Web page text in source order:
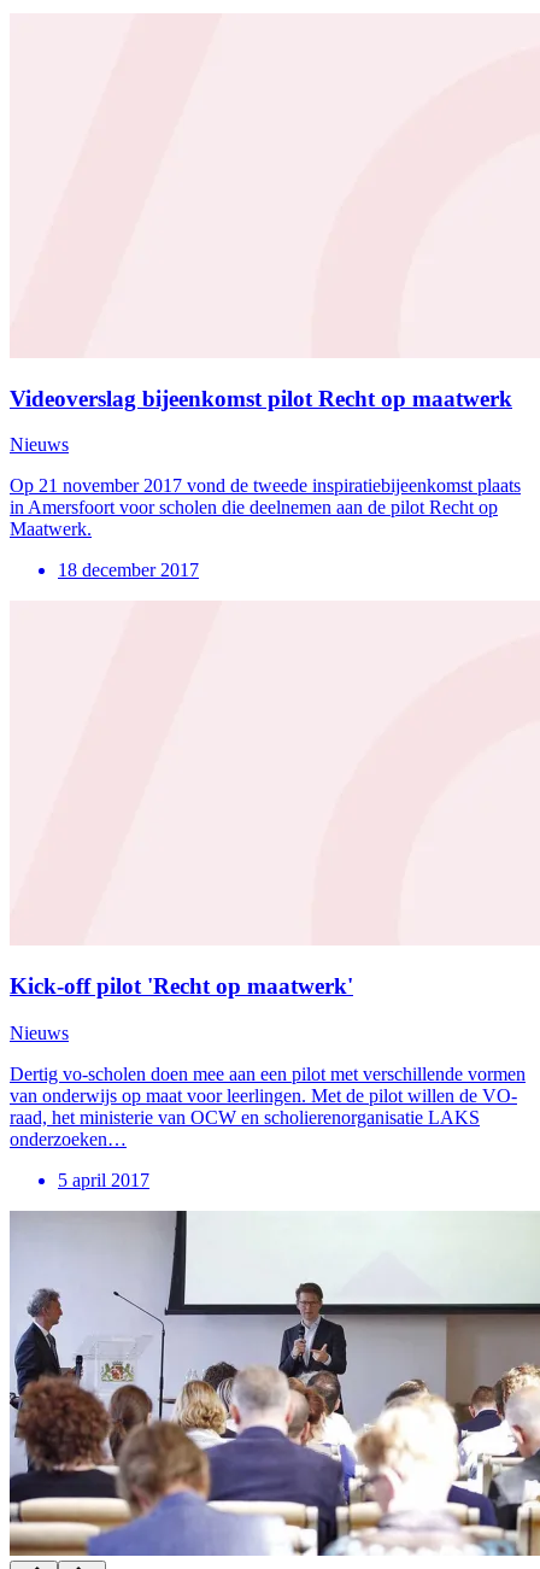
Videoverslag bijeenkomst pilot Recht op maatwerk
Nieuws
Op 21 november 2017 vond de tweede inspiratiebijeenkomst plaats
in Amersfoort voor scholen die deelnemen aan de pilot Recht op
Maatwerk.
18 december 2017
Kick-off pilot 'Recht op maatwerk'
Nieuws
Dertig vo-scholen doen mee aan een pilot met verschillende vormen
van onderwijs op maat voor leerlingen. Met de pilot willen de VO-
raad, het ministerie van OCW en scholierenorganisatie LAKS
onderzoeken…
5 april 2017